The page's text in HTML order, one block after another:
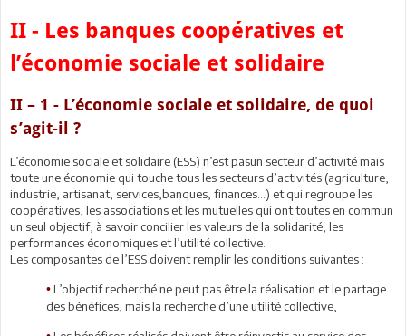
II - Les banques coopératives et
l’économie sociale et solidaire
II – 1 - L’économie sociale et solidaire, de quoi
s’agit-il ?
L’économie sociale et solidaire (ESS) n’est pasun secteur d’activité mais
toute une économie qui touche tous les secteurs d’activités (agriculture,
industrie, artisanat, services,banques, finances…) et qui regroupe les
coopératives, les associations et les mutuelles qui ont toutes en commun
un seul objectif, à savoir concilier les valeurs de la solidarité, les
performances économiques et l’utilité collective.
Les composantes de l’ESS doivent remplir les conditions suivantes :
• L’objectif recherché ne peut pas être la réalisation et le partage
des bénéfices, mais la recherche d’une utilité collective,